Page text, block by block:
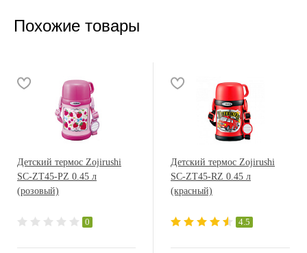
Похожие товары
Детский термос Zojirushi
SC-ZT45-PZ 0.45 л
(розовый)
0
Детский термос Zojirushi
SC-ZT45-RZ 0.45 л
(красный)
4.5